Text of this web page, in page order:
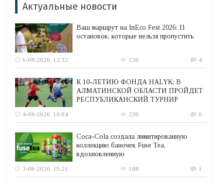
Актуальные новости
Ваш маршрут на InEco Fest 2026: 11
остановок, которые нельзя пропустить
6-08-2026, 12:32 130 4
К 10-ЛЕТИЮ ФОНДА HALYK: В
АЛМАТИНСКОЙ ОБЛАСТИ ПРОЙДЕТ
РЕСПУБЛИКАНСКИЙ ТУРНИР
4-08-2026, 10:04
230 0
Coca-Cola создала лимитированную
коллекцию баночек Fuse Tea,
вдохновленную
3-08-2026, 15:21
188 1